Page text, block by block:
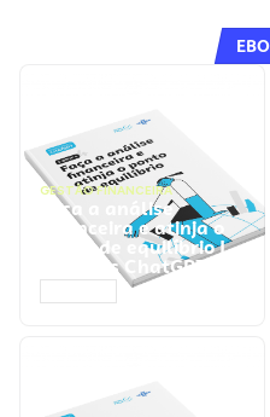
GESTÃO FINANCEIRA
Faça a análise
financeira e atinja o
ponto de equilíbrio |
Prompts ChatGPT